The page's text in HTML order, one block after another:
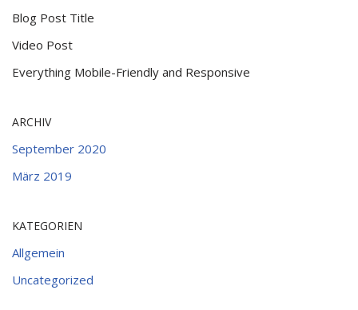
Blog Post Title
Video Post
Everything Mobile-Friendly and Responsive
ARCHIV
September 2020
März 2019
KATEGORIEN
Allgemein
Uncategorized